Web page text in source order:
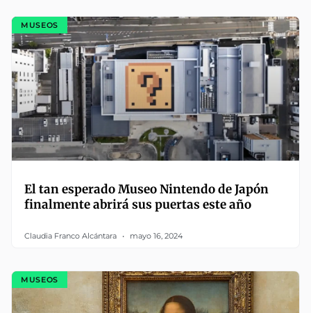
MUSEOS
El tan esperado Museo Nintendo de Japón
finalmente abrirá sus puertas este año
Claudia Franco Alcántara mayo 16, 2024
MUSEOS